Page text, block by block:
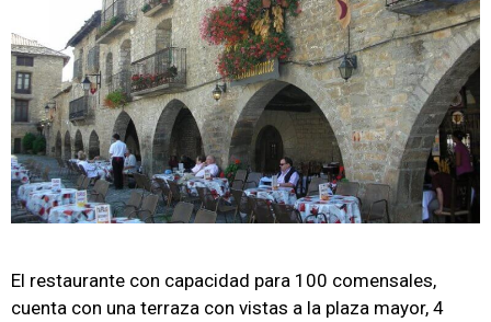
El restaurante con capacidad para 100 comensales,
cuenta con una terraza con vistas a la plaza mayor, 4